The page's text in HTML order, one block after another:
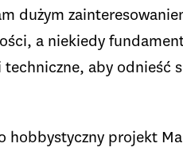
dużym
a niekiedy
aby odnieść
hobbystyczny projekt